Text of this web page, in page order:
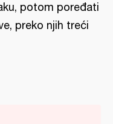
potom poređati
preko njih treći